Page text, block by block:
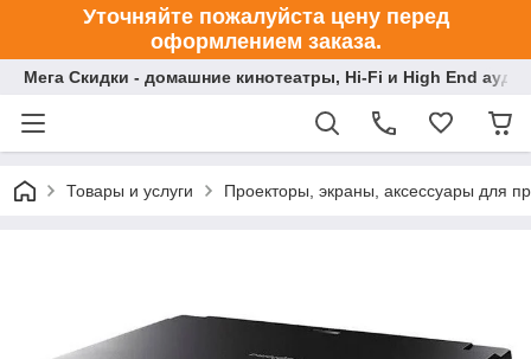
Уточняйте пожалуйста цену перед
оформлением заказа.
Мега Скидки - домашние кинотеатры, Hi-Fi и High End
Товары и услуги Проекторы, экраны, аксессуары для